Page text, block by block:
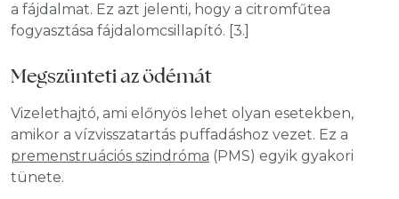
a fájdalmat. Ez azt jelenti, hogy a citromfűtea
fogyasztása fájdalomcsillapító. [3.]
Megszünteti az ödémát
Vizelethajtó, ami előnyös lehet olyan esetekben,
amikor a vízvisszatartás puffadáshoz vezet. Ez a
premenstruációs szindróma (PMS) egyik gyakori
tünete.